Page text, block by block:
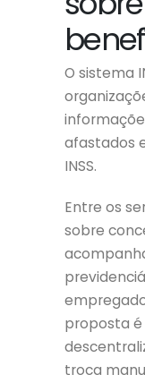
O sistema
afastados
INSS.
Entre os
sobre
proposta é
troca